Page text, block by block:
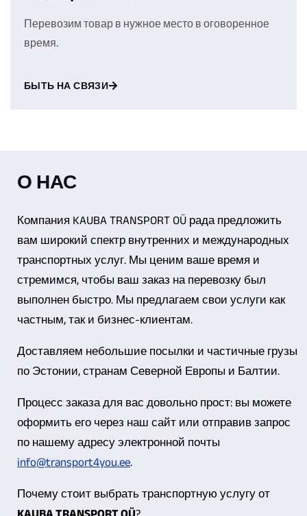
Перевозим товар в нужное место в оговоренное
время.
БЫТЬ НА СВЯЗИ
О НАС
Компания KAUBA TRANSPORT OÜ рада предложить
вам широкий спектр внутренних и международных
транспортных услуг. Мы ценим ваше время и
стремимся, чтобы ваш заказ на перевозку был
выполнен быстро. Мы предлагаем свои услуги как
частным, так и бизнес-клиентам.
Доставляем небольшие посылки и частичные грузы
по Эстонии, странам Северной Европы и Балтии.
Процесс заказа для вас довольно прост: вы можете
оформить его через наш сайт или отправив запрос
по нашему адресу электронной почты
info@transport4you.ee.
Почему стоит выбрать транспортную услугу от
KAUBA TRANSPORT OÜ?